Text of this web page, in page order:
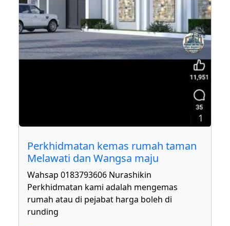
1
Perkhidmatan kemas rumah taman
Melawati dan Wangsa maju
Wahsap 0183793606 Nurashikin
Perkhidmatan kami adalah mengemas
rumah atau di pejabat harga boleh di
runding